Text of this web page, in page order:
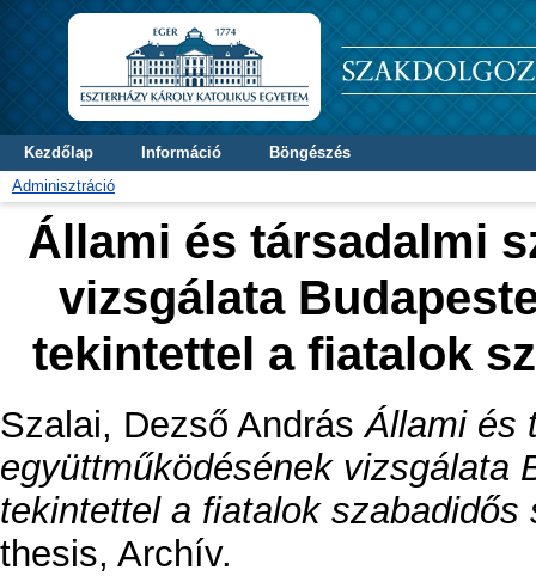
Kezdőlap Információ
Böngészés
Adminisztráció
Állami és társadalmi
vizsgálata
tekintettel a fiatalok
Szalai, Dezső András Állami és
együttműködésének vizsgálata
tekintettel a fiatalok szabadidős
thesis, Archív.